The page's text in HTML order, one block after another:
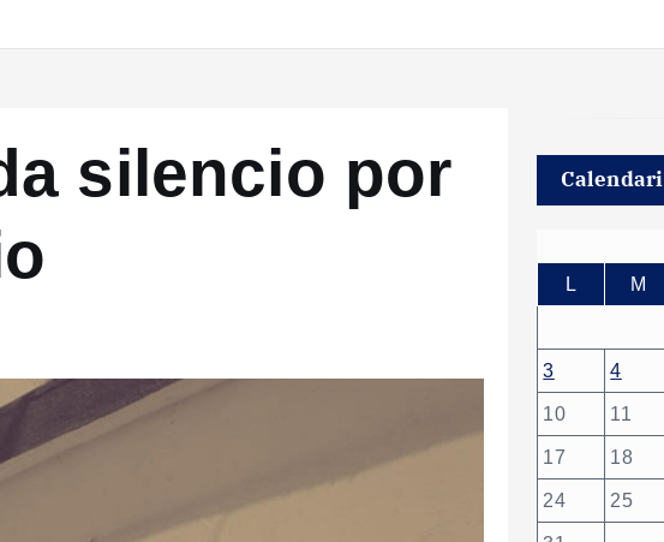
silencio por
L
M
3 4
10 11
17 18
24 25